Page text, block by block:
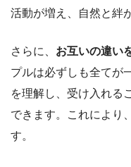
活動が増え、自然と絆
さらに、 お互いの違い
プルは必ずしも全てが
を理解し、受け入れる
できます。これにより
す。